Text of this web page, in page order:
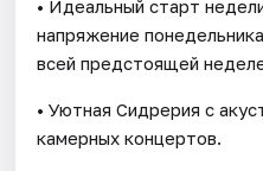
• Идеальный старт
напряжение
всей предстоящей
• Уютная Сидрерия с
камерных концертов.